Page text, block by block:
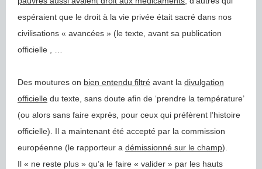
espéraient que le droit à la vie privée était sacré dans nos
civilisations « avancées » (le texte, avant sa publication
officielle , …
Des moutures on bien entendu filtré avant la divulgation
officielle du texte, sans doute afin de ‘prendre la température’
(ou alors sans faire exprès, pour ceux qui préfèrent l’histoire
officielle). Il a maintenant été accepté par la commission
européenne (le rapporteur a démissionné sur le champ).
Il « ne reste plus » qu’a le faire « valider » par les hauts